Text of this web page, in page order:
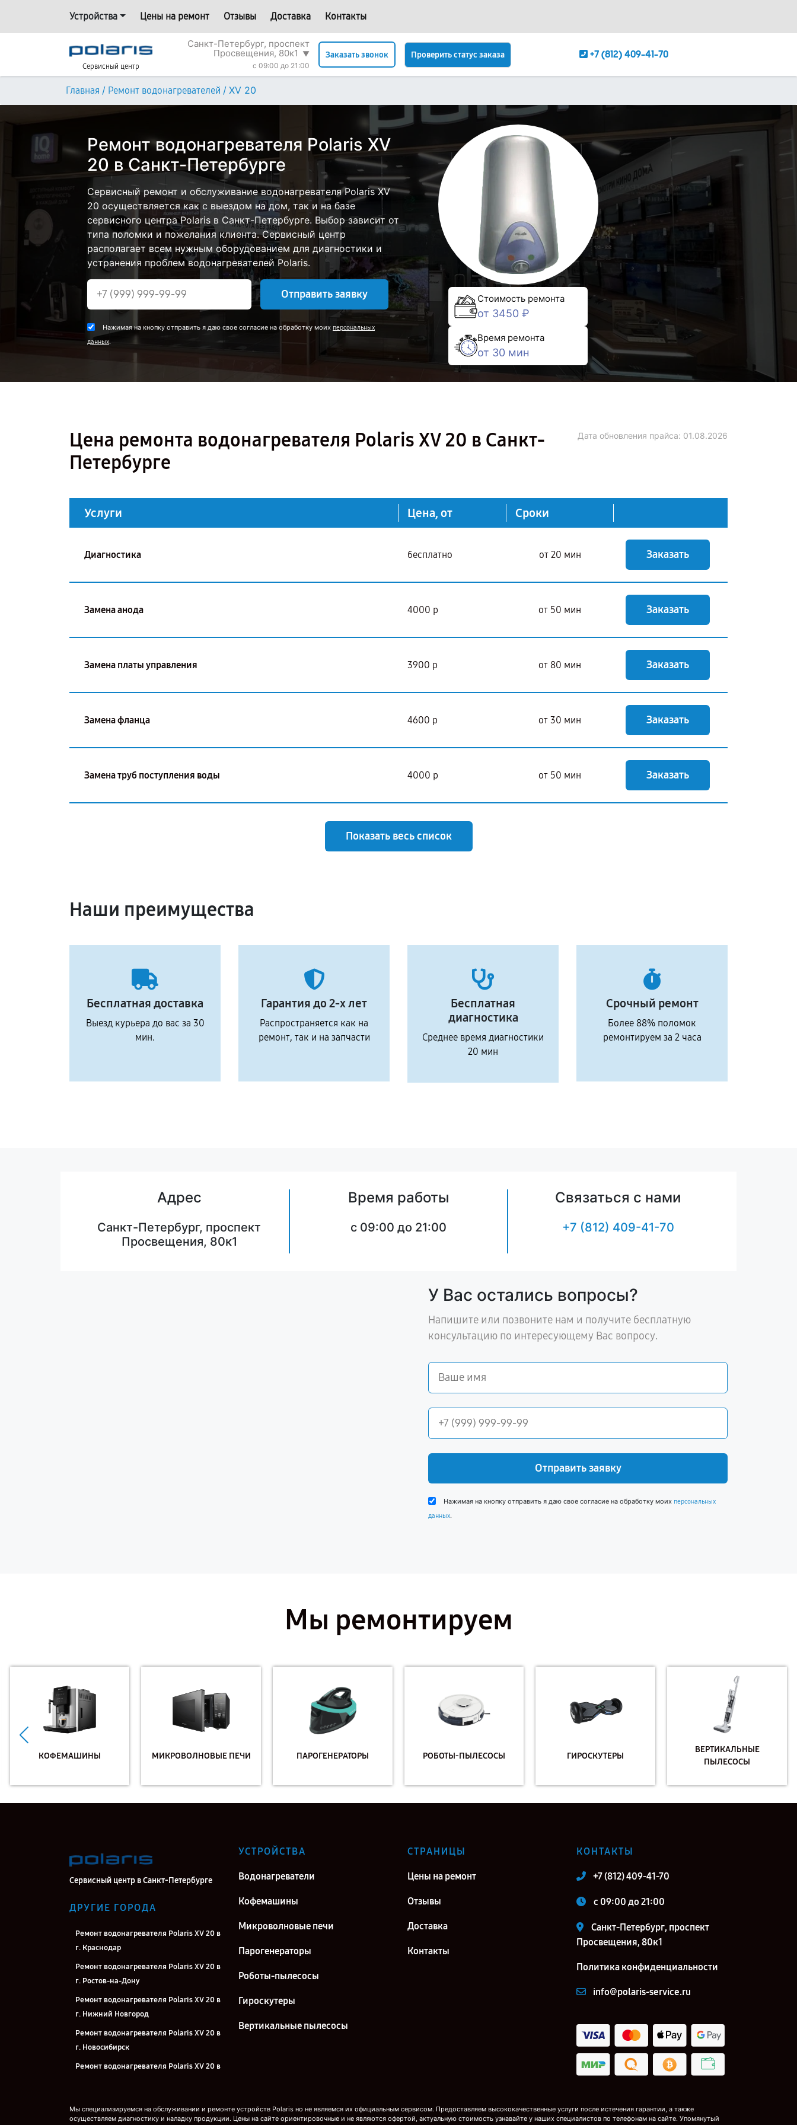
Устройства Цены на ремонт Отзывы Доставка Контакты
Сервисный центр
Санкт-Петербург, проспект
Просвещения, 80к1
▼
c 09:00 до 21:00
Заказать звонок Проверить статус заказа +7 (812) 409-41-70
Главная / Ремонт водонагревателей / XV 20
Ремонт водонагревателя Polaris XV
20 в Санкт-Петербурге
Сервисный ремонт и обслуживание водонагревателя Polaris XV
20 осуществляется как с выездом на дом, так и на базе
сервисного центра Polaris в Санкт-Петербурге. Выбор зависит от
типа поломки и пожелания клиента. Сервисный центр
располагает всем нужным оборудованием для диагностики и
устранения проблем водонагревателей Polaris.
Отправить заявку
Нажимая на кнопку отправить я даю свое согласие на обработку моих персональных
данных.
Стоимость ремонта
от 3450 ₽
Время ремонта
от 30 мин
Цена ремонта водонагревателя Polaris XV 20 в Санкт-
Петербурге
Дата обновления прайса: 01.08.2026
Услуги Цена, от Сроки
Диагностика бесплатно от 20 мин Заказать
Замена анода 4000 р от 50 мин Заказать
Замена платы управления 3900 р от 80 мин Заказать
Замена фланца 4600 р от 30 мин Заказать
Замена труб поступления воды 4000 р от 50 мин Заказать
Показать весь список
Наши преимущества
Бесплатная доставка
Выезд курьера до вас за 30
мин.
Гарантия до 2-х лет
Распространяется как на
ремонт, так и на запчасти
Бесплатная
диагностика
Среднее время диагностики
20 мин
Срочный ремонт
Более 88% поломок
ремонтируем за 2 часа
Адрес
Санкт-Петербург, проспект
Просвещения, 80к1
Время работы
c 09:00 до 21:00
Связаться с нами
+7 (812) 409-41-70
У Вас остались вопросы?
Напишите или позвоните нам и получите бесплатную
консультацию по интересующему Вас вопросу.
Отправить заявку
Нажимая на кнопку отправить я даю свое согласие на обработку моих персональных
данных.
Мы ремонтируем
КОФЕМАШИНЫ МИКРОВОЛНОВЫЕ ПЕЧИ ПАРОГЕНЕРАТОРЫ РОБОТЫ-ПЫЛЕСОСЫ ГИРОСКУТЕРЫ
ВЕРТИКАЛЬНЫЕ
ПЫЛЕСОСЫ
Сервисный центр в Санкт-Петербурге
ДРУГИЕ ГОРОДА
Ремонт водонагревателя Polaris XV 20 в
г. Краснодар
Ремонт водонагревателя Polaris XV 20 в
г. Ростов-на-Дону
Ремонт водонагревателя Polaris XV 20 в
г. Нижний Новгород
Ремонт водонагревателя Polaris XV 20 в
г. Новосибирск
Ремонт водонагревателя Polaris XV 20 в
г. Екатеринбург
УСТРОЙСТВА
Водонагреватели
Кофемашины
Микроволновые печи
Парогенераторы
Роботы-пылесосы
Гироскутеры
Вертикальные пылесосы
СТРАНИЦЫ
Цены на ремонт
Отзывы
Доставка
Контакты
КОНТАКТЫ
+7 (812) 409-41-70
c 09:00 до 21:00
Санкт-Петербург, проспект
Просвещения, 80к1
Политика конфиденциальности
info@polaris-service.ru
Мы специализируемся на обслуживании и ремонте устройств Polaris но не являемся их официальным сервисом. Предоставляем высококачественные услуги после истечения гарантии, а также
осуществляем диагностику и наладку продукции. Цены на сайте ориентировочные и не являются офертой, актуальную стоимость узнавайте у наших специалистов по телефонам на сайте. Упомянутый